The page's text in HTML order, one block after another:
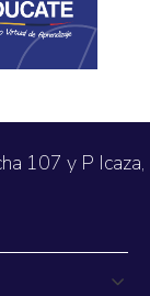
107 y P Icaza,